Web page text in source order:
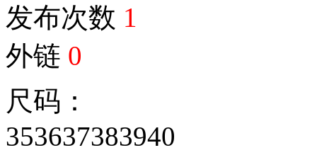
发布次数 1
外链 0
尺码：
353637383940